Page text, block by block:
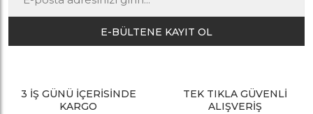
E-BÜLTENE KAYIT OL
3 İŞ GÜNÜ İÇERİSİNDE
KARGO
TEK TIKLA GÜVENLİ
ALIŞVERİŞ